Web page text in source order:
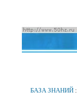
БАЗА ЗНАНИЙ: